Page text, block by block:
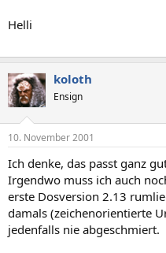
Helli
koloth
Ensign
10. November 2001
Ich denke, das passt ganz
Irgendwo muss ich auch
erste Dosversion 2.13
damals (zeichenorientierte
jedenfalls nie abgeschmiert.